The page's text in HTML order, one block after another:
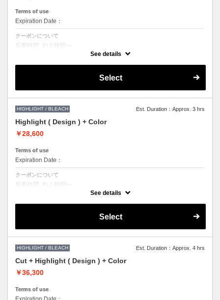
Terms of use
Expiration Date：
クーポンについて
所要時間_約５時間〜
ブリーチによる枝毛切れ毛などのダメージをカットするケアブリーチを
ださいませ。
●トリートメントは髪質に合わせてご提案させていただいておりますの
●ご希望の色やカラー履歴、デザインによっては
1度のブリーチでは表現できない場合もございますので
●髪の長さにより別途ロング料金を頂戴いたします。
See details
Select
HIGHLIGHT / BLEACH Est. Duration：Approx. 3 hrs
Highlight ( Design ) + Color
￥28,600
Terms of use
Expiration Date：
クーポンについて
所要時間_約３時間〜
ハイライト、デザインカラー、ポイントカラーなど
をお選びください。
●ご希望の色やカラー履歴、デザインによっては
施術時間、料金が前後する場合がございます。
●髪の長さにより別途ロング料金を頂戴いたします。
See details
Select
HIGHLIGHT / BLEACH Est. Duration：Approx. 4 hrs
Cut + Highlight ( Design ) + Color
￥36,300
Terms of use